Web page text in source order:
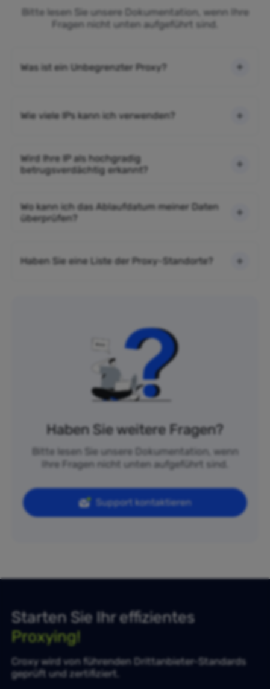
Bitte lesen Sie unsere Dokumentation, wenn Ihre
Fragen nicht unten aufgeführt sind.
Was ist ein Unbegrenzter Proxy?
Wie viele IPs kann ich verwenden?
Wird Ihre IP als hochgradig
betrugsverdächtig erkannt?
Wo kann ich das Ablaufdatum meiner Daten
überprüfen?
Haben Sie eine Liste der Proxy-Standorte?
Haben Sie weitere Fragen?
Bitte lesen Sie unsere Dokumentation, wenn
Ihre Fragen nicht unten aufgeführt sind.
Support kontaktieren
Starten Sie Ihr effizientes
Proxying!
Croxy wird von führenden Drittanbieter-Standards
geprüft und zertifiziert.